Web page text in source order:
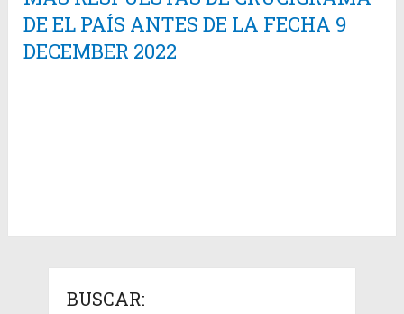
DE EL PAÍS ANTES DE LA FECHA 9
DECEMBER 2022
BUSCAR: